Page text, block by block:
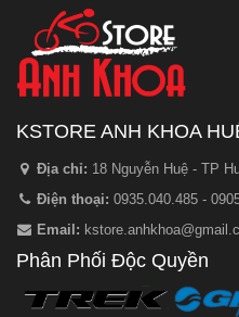
KSTORE ANH KHOA
Địa chỉ: 18 Nguyễn Huệ - TP
Điện thoại: 0935.040.485 -
Email:
Phân Phối Độc Quyền